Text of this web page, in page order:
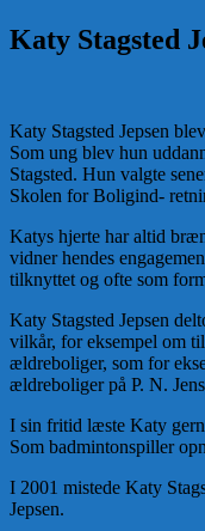
Katy Stagsted
Katy Stagsted Jepsen
Som ung blev hun
Stagsted. Hun valgte
Skolen for Boligind-
Katys hjerte har altid
vidner hendes
tilknyttet og ofte som
Katy Stagsted Jepsen
vilkår, for eksempel om
ældreboliger, som for
ældreboliger på P. N.
I sin fritid læste Katy
Som badmintonspiller
I 2001 mistede Katy
Jepsen.